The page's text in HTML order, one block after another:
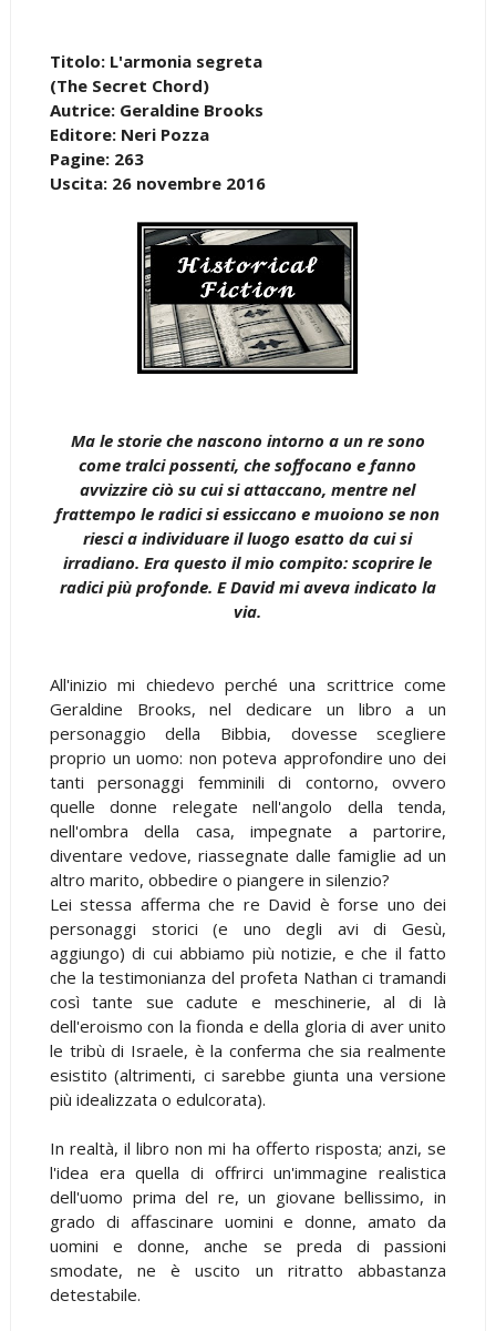
Titolo: L'armonia segreta
(The Secret Chord)
Autrice: Geraldine Brooks
Editore: Neri Pozza
Pagine: 263
Uscita: 26 novembre 2016
Ma le storie che nascono intorno a un re sono
come tralci possenti, che soffocano e fanno
avvizzire ciò su cui si attaccano, mentre nel
frattempo le radici si essiccano e muoiono se non
riesci a individuare il luogo esatto da cui si
irradiano. Era questo il mio compito: scoprire le
radici più profonde. E David mi aveva indicato la
via.
All'inizio mi chiedevo perché una scrittrice come
Geraldine Brooks, nel dedicare un libro a un
personaggio della Bibbia, dovesse scegliere
proprio un uomo: non poteva approfondire uno dei
tanti personaggi femminili di contorno, ovvero
quelle donne relegate nell'angolo della tenda,
nell'ombra della casa, impegnate a partorire,
diventare vedove, riassegnate dalle famiglie ad un
altro marito, obbedire o piangere in silenzio?
Lei stessa afferma che re David è forse uno dei
personaggi storici (e uno degli avi di Gesù,
aggiungo) di cui abbiamo più notizie, e che il fatto
che la testimonianza del profeta Nathan ci tramandi
così tante sue cadute e meschinerie, al di là
dell'eroismo con la fionda e della gloria di aver unito
le tribù di Israele, è la conferma che sia realmente
esistito (altrimenti, ci sarebbe giunta una versione
più idealizzata o edulcorata).
In realtà, il libro non mi ha offerto risposta; anzi, se
l'idea era quella di offrirci un'immagine realistica
dell'uomo prima del re, un giovane bellissimo, in
grado di affascinare uomini e donne, amato da
uomini e donne, anche se preda di passioni
smodate, ne è uscito un ritratto abbastanza
detestabile.